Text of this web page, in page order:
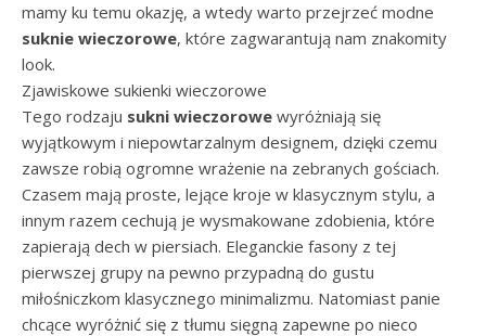
mamy ku temu okazję, a wtedy warto przejrzeć modne
suknie wieczorowe, które zagwarantują nam znakomity
look.
Zjawiskowe sukienki wieczorowe
Tego rodzaju sukni wieczorowe wyróżniają się
wyjątkowym i niepowtarzalnym designem, dzięki czemu
zawsze robią ogromne wrażenie na zebranych gościach.
Czasem mają proste, lejące kroje w klasycznym stylu, a
innym razem cechują je wysmakowane zdobienia, które
zapierają dech w piersiach. Eleganckie fasony z tej
pierwszej grupy na pewno przypadną do gustu
miłośniczkom klasycznego minimalizmu. Natomiast panie
chcące wyróżnić się z tłumu sięgną zapewne po nieco